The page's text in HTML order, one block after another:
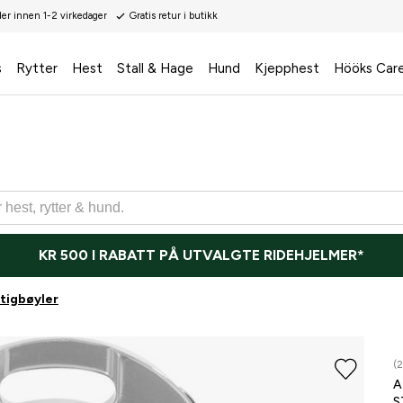
innen 1-2 virkedager Gratis retur i butikk
Rytter Hest Stall & Hage Hund Kjepphest Hööks
KR 500 I RABATT PÅ UTVALGTE RIDEHJELMER*